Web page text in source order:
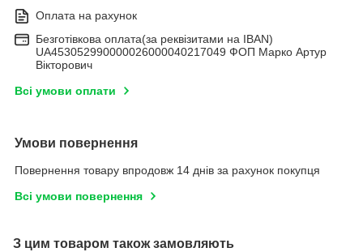
Оплата на рахунок
Безготівкова оплата(за реквізитами на IBAN)
UA453052990000026000040217049 ФОП Марко Артур
Вікторович
Всі умови оплати
Умови повернення
Повернення товару впродовж 14 днів за рахунок покупця
Всі умови повернення
З цим товаром також замовляють